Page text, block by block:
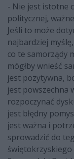
- Nie jest istotne
politycznej,
Jeśli to może
najbardziej
co te samorządy
mógłby wnieść
jest pozytywna,
jest powszechna
rozpoczynać
jest błędny
jest ważna i
sprowadzić do